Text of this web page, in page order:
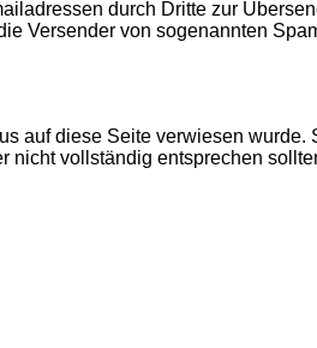
durch Dritte zur
Versender von sogenannten
auf diese Seite verwiesen wurde.
nicht vollständig entsprechen